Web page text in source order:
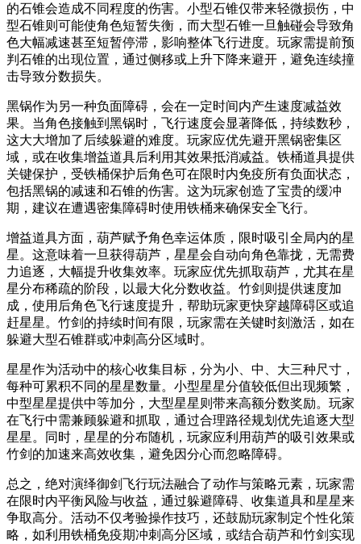
的石锥会造成不同程度的伤害。小型石锥仅带来轻微损伤，中
型石锥则可能使角色短暂失衡，而大型石锥一旦触碰会导致角
色大幅减速甚至短暂停滞，影响整体飞行进度。玩家需提前预
判石锥的出现位置，通过侧移或上升下降来避开，避免连续撞
击导致分数损失。
黑锅作为另一种负面障碍，会在一定时间内产生速度减益效
果。当角色接触到黑锅时，飞行速度会显著降低，持续数秒，
这大大增加了后续躲避的难度。玩家应优先避开黑锅密集区
域，或在收集增益道具后利用其效果抵消减益。铁桶道具提供
关键保护，受铁桶保护后角色可在限时内免疫所有负面状态，
包括黑锅的减速和石锥的伤害。这为玩家创造了宝贵的缓冲
期，建议在遭遇密集障碍时使用铁桶来确保安全飞行。
增益道具方面，葫芦赋予角色幸运体质，限时吸引全局内的星
星。这意味着一旦获得葫芦，星星会自动向角色靠拢，无需费
力追逐，大幅提升收集效率。玩家应优先抓取葫芦，尤其在星
星分布稀疏的阶段，以最大化分数收益。竹剑则提供速度加
成，使用后角色飞行速度提升，帮助玩家更快穿越障碍区或追
赶星星。竹剑的持续时间有限，玩家需在关键时刻激活，如在
躲避大型石锥群或冲刺高分区域时。
星星作为活动中的核心收集目标，分为小、中、大三种尺寸，
每种可累积不同的星星数量。小型星星分值较低但出现频繁，
中型星星提供中等加分，大型星星则带来高额分数奖励。玩家
在飞行中需兼顾躲避和抓取，通过合理路径规划优先追逐大型
星星。同时，星星的分布随机，玩家应利用葫芦的吸引效果或
竹剑的加速来高效收集，避免因分心而忽略障碍。
总之，绝对演绎御剑飞行玩法融合了动作与策略元素，玩家需
在限时内平衡风险与收益，通过躲避障碍、收集道具和星星来
争取高分。活动不仅考验操作技巧，还鼓励玩家制定个性化策
略，如利用铁桶免疫期冲刺高分区域，或结合葫芦和竹剑实现